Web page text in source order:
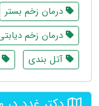
درمان زخم بستر
درمان زخم
آتل بندی